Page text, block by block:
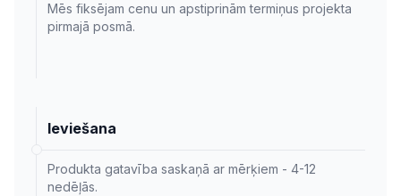
Mēs fiksējam cenu un apstiprinām termiņus projekta
pirmajā posmā.
Ieviešana
Produkta gatavība saskaņā ar mērķiem - 4-12
nedēļās.